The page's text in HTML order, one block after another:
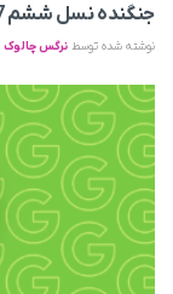
جنگنده نسل ششم F-47 در مسیر نخستین پرواز
نوشته شده توسط نرگس چالوک